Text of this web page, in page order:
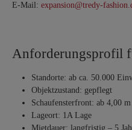
E-Mail: expansion@tredy-
Anforderungsprofil
Standorte: ab ca. 50.000
Objektzustand: gepflegt
Schaufensterfront: ab 4,00 m
Lageort: 1A Lage
Mietdauer: langfristig – 5